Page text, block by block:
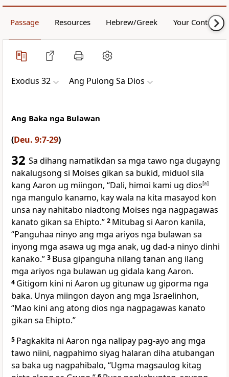
Passage Resources Hebrew/Greek Your Content
Exodus 32 Ang Pulong Sa Dios
Ang Baka nga Bulawan
(Deu. 9:7-29)
32 Sa dihang namatikdan sa mga tawo nga dugayng
nakalugsong si Moises gikan sa bukid, miduol sila
kang Aaron ug miingon, “Dali, himoi kami ug dios[a]
nga mangulo kanamo, kay wala na kita masayod kon
unsa nay nahitabo niadtong Moises nga nagpagawas
kanato gikan sa Ehipto.” 2 Mitubag si Aaron kanila,
“Panguhaa ninyo ang mga ariyos nga bulawan sa
inyong mga asawa ug mga anak, ug dad-a ninyo dinhi
kanako.” 3 Busa gipanguha nilang tanan ang ilang
mga ariyos nga bulawan ug gidala kang Aaron.
4 Gitigom kini ni Aaron ug gitunaw ug giporma nga
baka. Unya miingon dayon ang mga Israelinhon,
“Mao kini ang atong dios nga nagpagawas kanato
gikan sa Ehipto.”
5 Pagkakita ni Aaron nga nalipay pag-ayo ang mga
tawo niini, nagpahimo siyag halaran diha atubangan
sa baka ug nagpahibalo, “Ugma magsaulog kitag